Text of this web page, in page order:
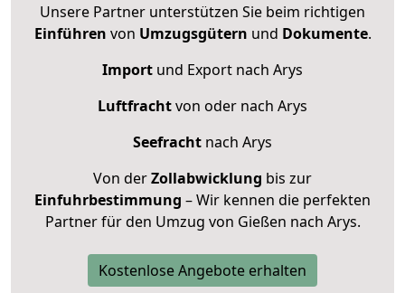
Unsere Partner unterstützen Sie beim richtigen
Einführen von Umzugsgütern und Dokumente.
Import und Export nach Arys
Luftfrachtvon oder nach Arys
Seefracht nach Arys
Von derZollabwicklung bis zur
Einfuhrbestimmung – Wir kennen die perfekten
Partner für den Umzug von Gießen nach Arys.
Kostenlose Angebote erhalten